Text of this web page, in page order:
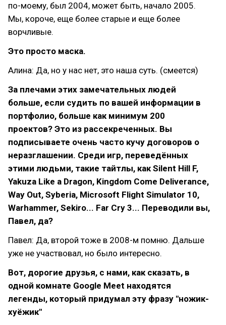
по-моему, был 2004, может быть, начало 2005.
Мы, короче, еще более старые и еще более
ворчливые.
Это просто маска.
Алина: Да, но у нас нет, это наша суть. (смеется)
За плечами этих замечательных людей
больше, если судить по вашей информации в
портфолио, больше как минимум 200
проектов? Это из рассекреченных. Вы
подписываете очень часто кучу договоров о
неразглашении. Среди игр, переведённых
этими людьми, такие тайтлы, как Silent Hill F,
Yakuza Like a Dragon, Kingdom Come Deliverance,
Way Out, Syberia, Microsoft Flight Simulator 10,
Warhammer, Sekiro... Far Cry 3... Переводили вы,
Павел, да?
Павел: Да, второй тоже в 2008-м помню. Дальше
уже не участвовал, но было интересно.
Вот, дорогие друзья, с нами, как сказать, в
одной комнате Google Meet находятся
легенды, который придумал эту фразу "ножик-
хуёжик"